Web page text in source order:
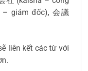
– giám đốc), 会議
liên kết các từ với